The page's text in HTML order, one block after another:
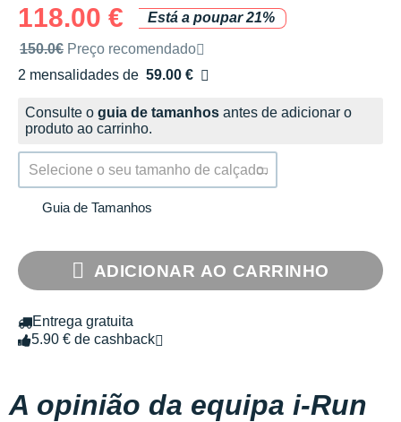
118.00 €
Está a poupar 21%
Preço de venda recomendado pela marca
150.0€ Preço recomendado
2 mensalidades de 59.00 €
sem custos
Consulte o guia de tamanhos antes de adicionar o
produto ao carrinho.
Selecione o seu tamanho de calçado.
Guia de Tamanhos
ADICIONAR AO CARRINHO
Entrega gratuita
5.90 € de cashback
A opinião da equipa i-Run